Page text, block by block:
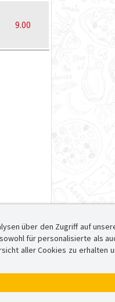
9.00
über den Zugriff auf
für personalisierte als
aller Cookies zu erhalten